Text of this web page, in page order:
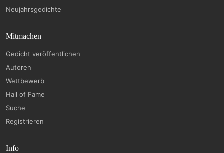
Neujahrsgedichte
Mitmachen
Gedicht veröffentlichen
Autoren
Wettbewerb
Hall of Fame
Suche
Registrieren
Info